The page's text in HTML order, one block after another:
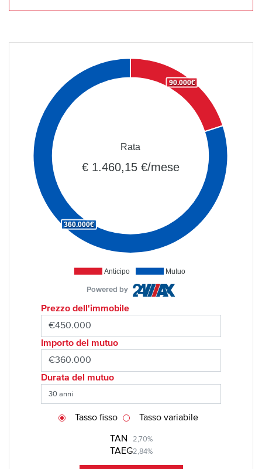
Anticipo Mutuo
90.000€
360.000€
Rata
€ 1.460,15 €/mese
Powered by
Prezzo dell'immobile
Importo del mutuo
Durata del mutuo
TAN 2,70%
TAEG2,84%
Tasso fisso Tasso variabile